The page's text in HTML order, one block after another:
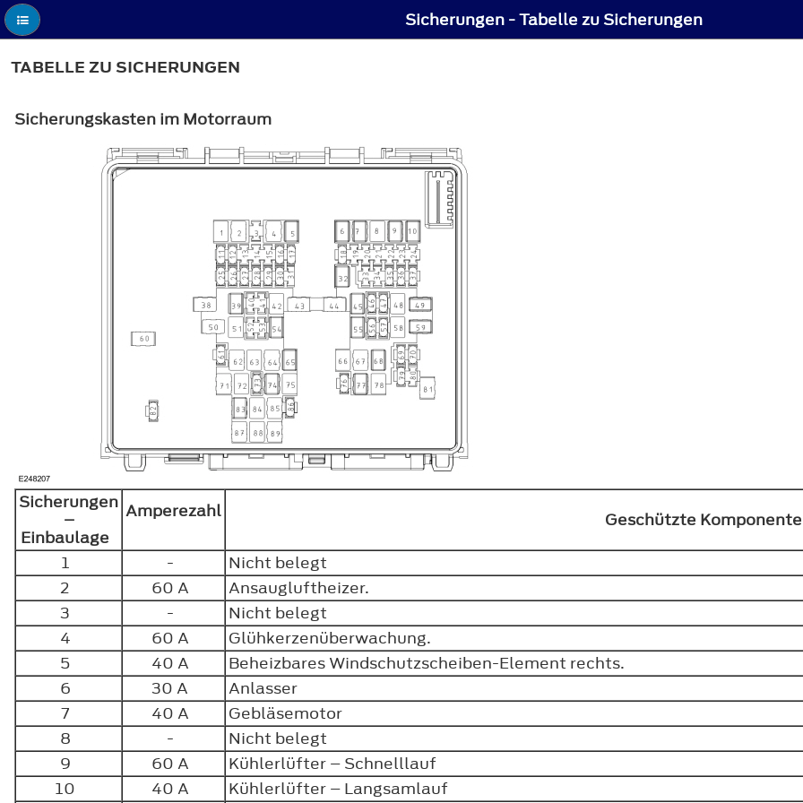
Sicherungen - Tabelle zu Sicherungen
TABELLE ZU SICHERUNGEN
Sicherungskasten im Motorraum
Sicherungen
–
Einbaulage
Amperezahl
Geschützte
1
-
Nicht belegt
2
60 A
Ansaugluftheizer.
3
-
Nicht belegt
4
60 A
Glühkerzenüberwachung.
5
40 A
Beheizbares Windschutzscheiben-Element rechts.
6
30 A
Anlasser
7
40 A
Gebläsemotor
8
-
Nicht belegt
9
60 A
Kühlerlüfter – Schnelllauf
10
40 A
Kühlerlüfter – Langsamlauf